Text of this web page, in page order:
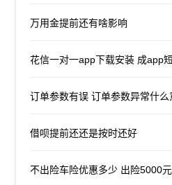
万用金提前还有啥影响
花信一对一app下载安装 成app
订单参数有误 订单参数异常什么
借呗提前还还是按时还好
不出险车险优惠多少 出险5000